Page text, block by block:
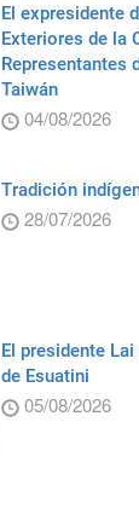
El expresidente
Exteriores de la
Representantes
Taiwán
04/08/2026
Tradición
28/07/2026
El presidente
de Esuatini
05/08/2026